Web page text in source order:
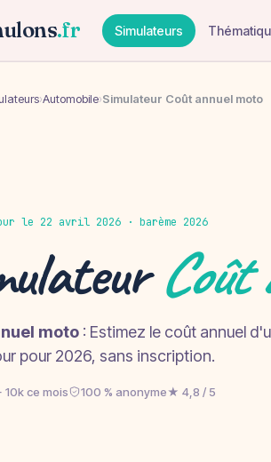
.fr Simulateurs
›Automobile›Simulateur Coût annuel moto
le 22 avril 2026 · barème 2026
Coût
moto : Estimez le coût annuel
pour 2026, sans inscription.
10k ce mois 100 % anonyme★ 4,8 / 5